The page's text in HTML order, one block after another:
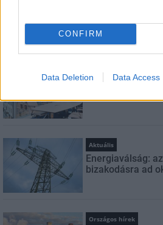
CONFIRM
Data Deletion Data Access
a paksi második
termelni fog
Országos hírek
Nem az üres,
Aktuális
Energiaválság:
bizakodásra ad
Országos hírek